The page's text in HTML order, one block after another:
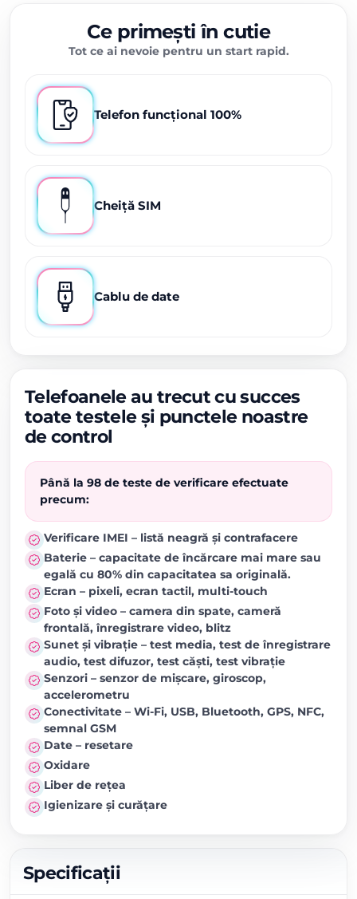
Ce primești în cutie
Tot ce ai nevoie pentru un start rapid.
Telefon funcțional 100%
Cheiță SIM
Cablu de date
Telefoanele au trecut cu succes
toate testele și punctele noastre
de control
Până la 98 de teste de verificare efectuate
precum:
Verificare IMEI – listă neagră și contrafacere
Baterie – capacitate de încărcare mai mare sau
egală cu 80% din capacitatea sa originală.
Ecran – pixeli, ecran tactil, multi-touch
Foto și video – camera din spate, cameră
frontală, înregistrare video, blitz
Sunet și vibrație – test media, test de înregistrare
audio, test difuzor, test căști, test vibrație
Senzori – senzor de mișcare, giroscop,
accelerometru
Conectivitate – Wi-Fi, USB, Bluetooth, GPS, NFC,
semnal GSM
Date – resetare
Oxidare
Liber de rețea
Igienizare și curățare
Specificații